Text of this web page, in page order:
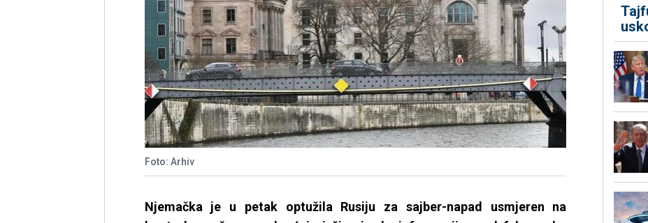
Foto: Arhiv
Njemačka je u petak optužila Rusiju za sajber-napad usmjeren na